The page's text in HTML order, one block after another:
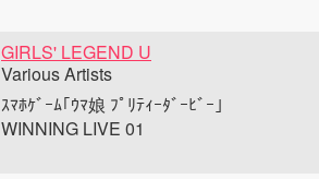
GIRLS' LEGEND U
Various Artists
ｽﾏﾎｹﾞｰﾑ｢ｳﾏ娘 ﾌﾟﾘﾃｨｰﾀﾞｰﾋﾞｰ｣
WINNING LIVE 01